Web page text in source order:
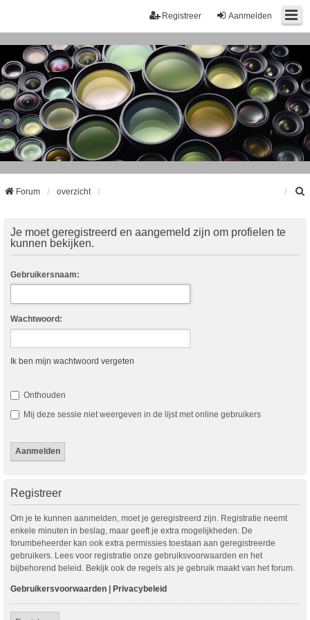
Aanmelden
Registreer
Forum overzicht
Je moet geregistreerd en aangemeld zijn om profielen te
kunnen bekijken.
Gebruikersnaam:
Wachtwoord:
Ik ben mijn wachtwoord vergeten
Onthouden
Mij deze sessie niet weergeven in de lijst met online gebruikers
Registreer
Om je te kunnen aanmelden, moet je geregistreerd zijn. Registratie neemt
enkele minuten in beslag, maar geeft je extra mogelijkheden. De
forumbeheerder kan ook extra permissies toestaan aan geregistreerde
gebruikers. Lees voor registratie onze gebruiksvoorwaarden en het
bijbehorend beleid. Bekijk ook de regels als je gebruik maakt van het forum.
Gebruikersvoorwaarden | Privacybeleid